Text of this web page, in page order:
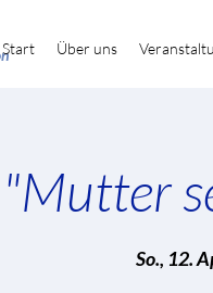
Start Über uns
"Mutter
So., 12.